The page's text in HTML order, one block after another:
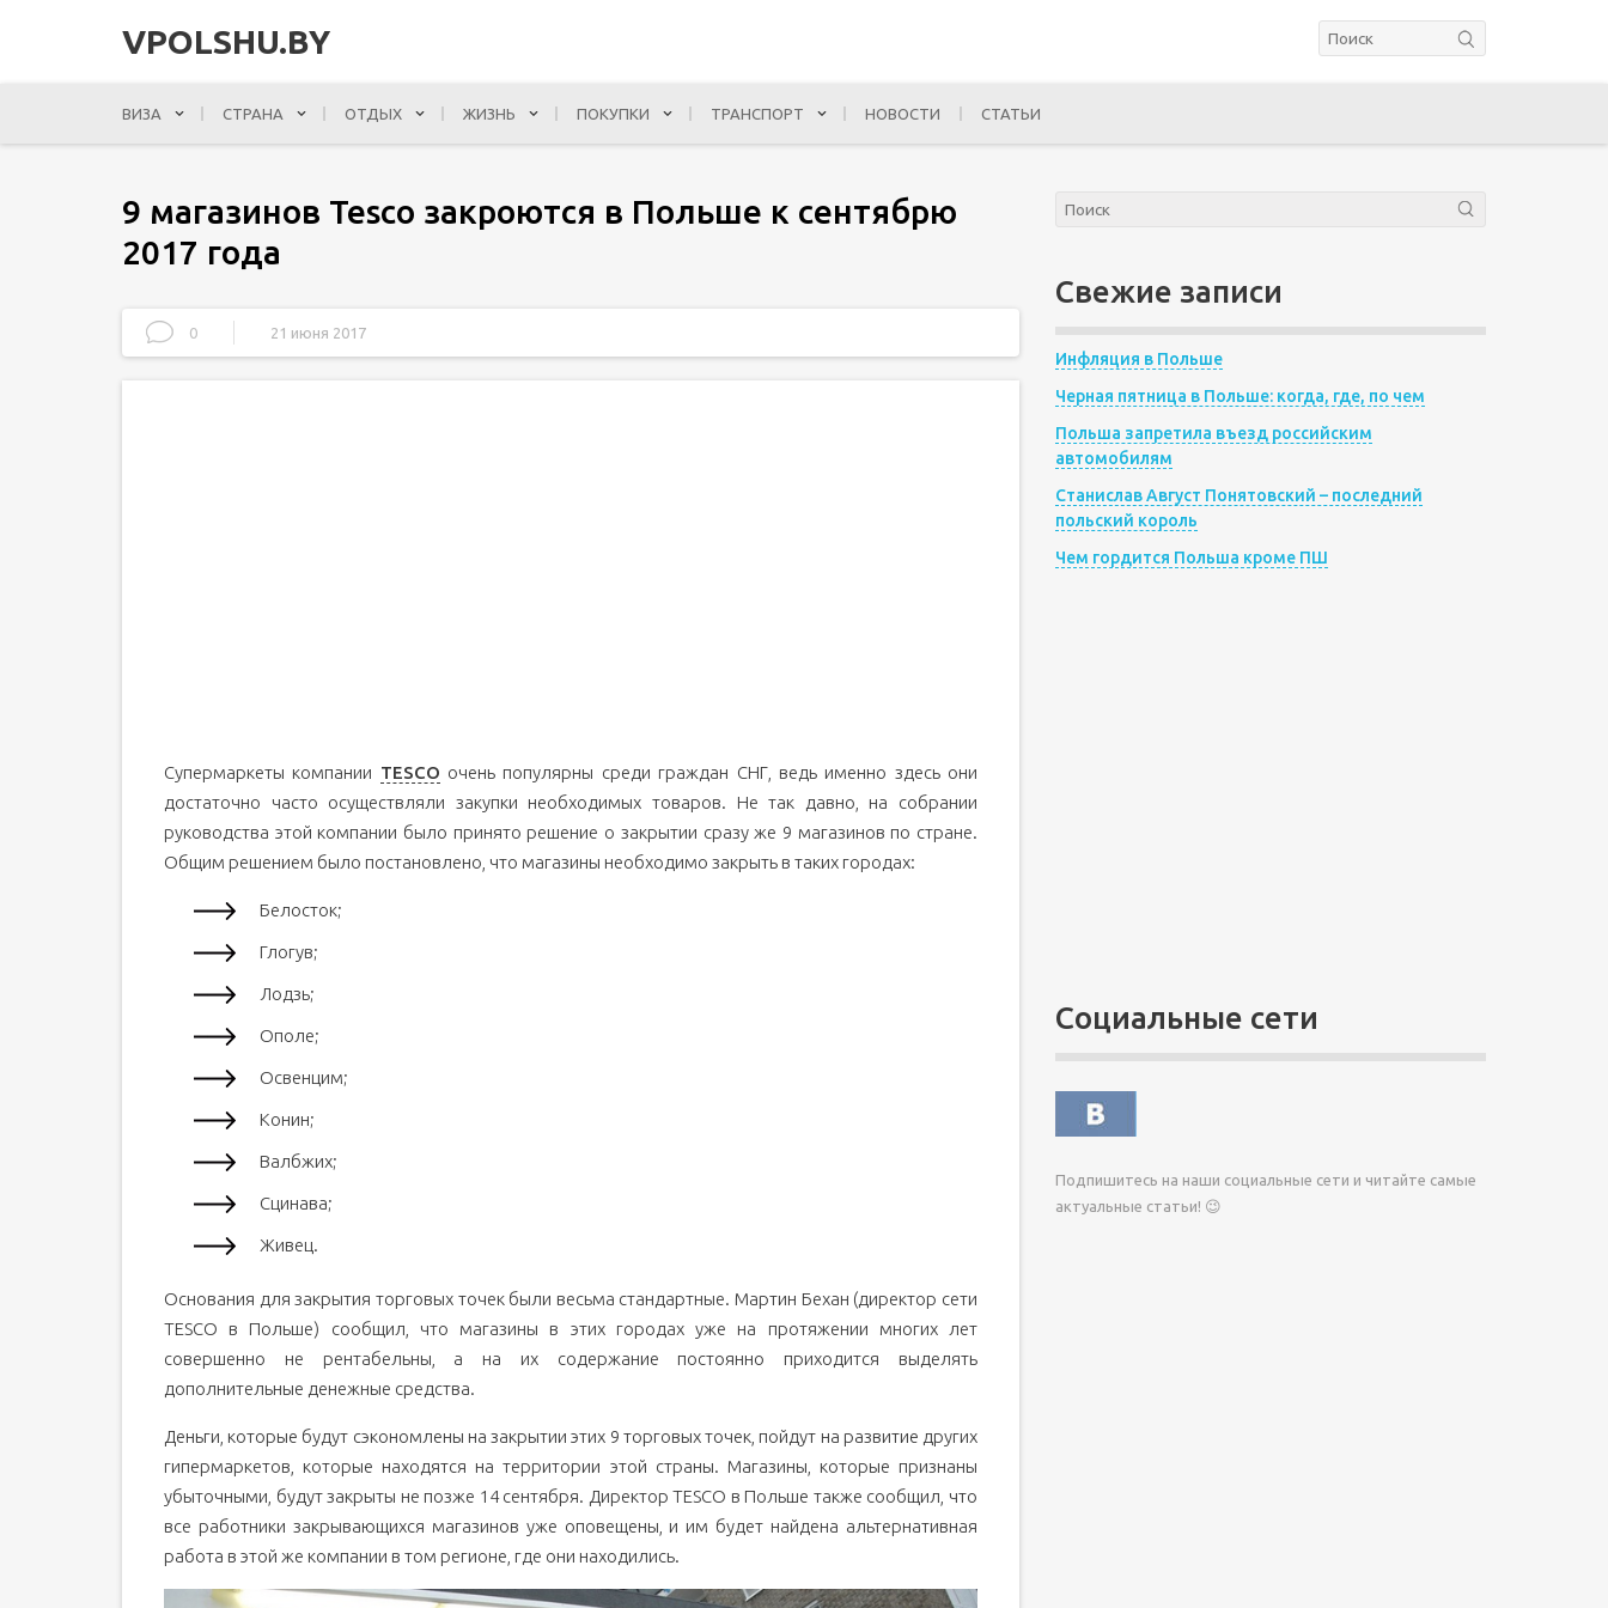
VPOLSHU.BY
ВИЗА СТРАНА ОТДЫХ ЖИЗНЬ ПОКУПКИ ТРАНСПОРТ НОВОСТИ СТАТЬИ
9 магазинов Tesco закроются в Польше к сентябрю
2017 года
0 21 июня 2017
Супермаркеты компании TESCO очень популярны среди граждан СНГ, ведь именно здесь они
достаточно часто осуществляли закупки необходимых товаров. Не так давно, на собрании
руководства этой компании было принято решение о закрытии сразу же 9 магазинов по стране.
Общим решением было постановлено, что магазины необходимо закрыть в таких городах:
Белосток;
Глогув;
Лодзь;
Ополе;
Освенцим;
Конин;
Валбжих;
Сцинава;
Живец.
Основания для закрытия торговых точек были весьма стандартные. Мартин Бехан (директор сети
TESCO в Польше) сообщил, что магазины в этих городах уже на протяжении многих лет
совершенно не рентабельны, а на их содержание постоянно приходится выделять
дополнительные денежные средства.
Деньги, которые будут сэкономлены на закрытии этих 9 торговых точек, пойдут на развитие других
гипермаркетов, которые находятся на территории этой страны. Магазины, которые признаны
убыточными, будут закрыты не позже 14 сентября. Директор TESCO в Польше также сообщил, что
все работники закрывающихся магазинов уже оповещены, и им будет найдена альтернативная
работа в этой же компании в том регионе, где они находились.
Свежие записи
Инфляция в Польше
Черная пятница в Польше: когда, где, по чем
Польша запретила въезд российским
автомобилям
Станислав Август Понятовский – последний
польский король
Чем гордится Польша кроме ПШ
Социальные сети
Подпишитесь на наши социальные сети и читайте самые
актуальные статьи! 😉